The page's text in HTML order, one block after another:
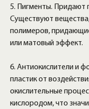
5. Пигменты. Придают
Существуют
полимеров,
или матовый эффект.
6. Антиокислители и
пластик от
окислительные
кислородом, что